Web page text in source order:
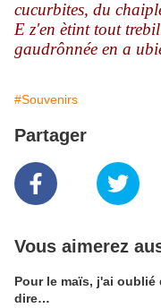
cucurbites, du
E z'en ètint tout
gaudrônnée en a
#Souvenirs
Partager
Vous aimerez
Pour le maïs, j'ai oublié
dire…